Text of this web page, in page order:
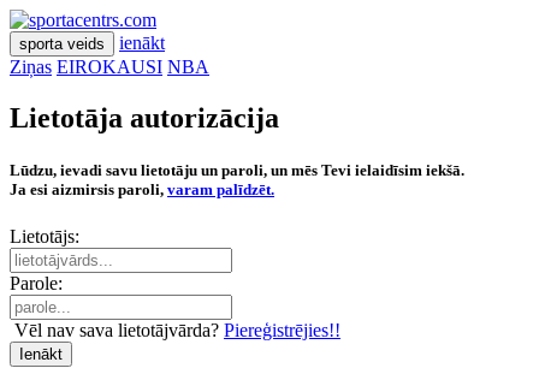
sporta veids
ienākt
Ziņas EIROKAUSI NBA
Lietotāja autorizācija
Lūdzu, ievadi savu lietotāju un paroli, un mēs Tevi ielaidīsim iekšā.
Ja esi aizmirsis paroli, varam palīdzēt.
Lietotājs:
Parole:
Vēl nav sava lietotājvārda? Piereģistrējies!!
Ienākt